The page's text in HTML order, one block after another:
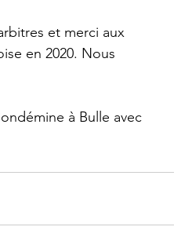
et merci aux
en 2020. Nous
à Bulle avec